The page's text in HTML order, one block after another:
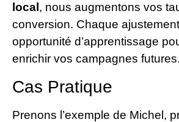
local , nous augmentons vos
conversion. Chaque
opportunité d’apprentissage
enrichir vos campagnes futures.
Cas Pratique
Prenons l’exemple de Michel,